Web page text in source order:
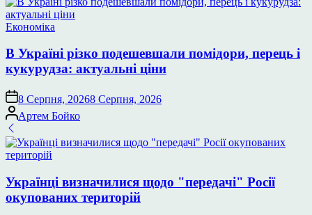
Опублікувати
Економіка
В Україні різко подешевшали помідори, перець і
кукурудза: актуальні ціни
8 Серпня, 20268 Серпня, 2026
Опубліковано
Артем Бойко
Українці визначилися щодо "передачі" Росії
окупованих територій